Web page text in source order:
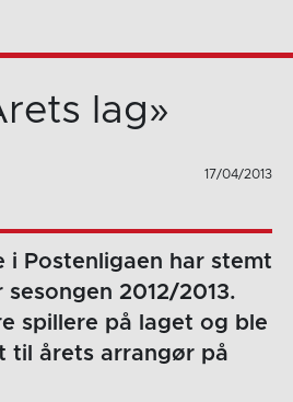
lag»
17/04/2013
i Postenligaen har stemt
2012/2013.
spillere på laget og ble
til årets arrangør på